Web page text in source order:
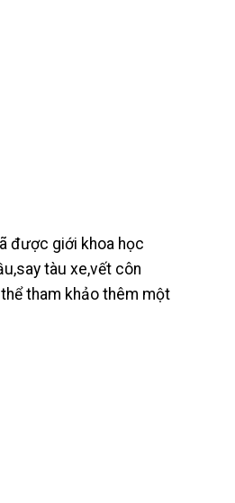
được giới khoa học
tàu xe,vết côn
tham khảo thêm một